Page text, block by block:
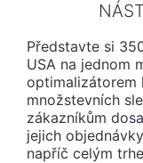
Představte si
USA na jednom
optimalizátorem
množstevních
zákazníkům
jejich
napříč celým